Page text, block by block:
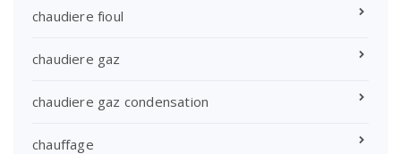
chaudiere fioul
chaudiere gaz
chaudiere gaz condensation
chauffage